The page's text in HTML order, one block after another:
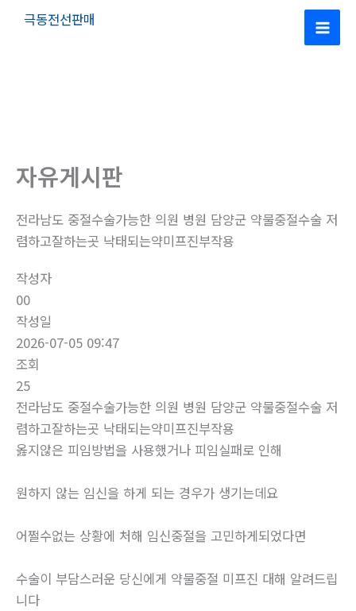
극동전선판매
Main
자유게시판
전라남도 중절수술가능한 의원 병원 담양군 약물중절수술 저
렴하고잘하는곳 낙태되는약미프진부작용
작성자
00
작성일
2026-07-05 09:47
조회
25
전라남도 중절수술가능한 의원 병원 담양군 약물중절수술 저
렴하고잘하는곳 낙태되는약미프진부작용
옳지않은 피임방법을 사용했거나 피임실패로 인해
원하지 않는 임신을 하게 되는 경우가 생기는데요
어쩔수없는 상황에 처해 임신중절을 고민하게되었다면
수술이 부담스러운 당신에게 약물중절 미프진 대해 알려드립
니다